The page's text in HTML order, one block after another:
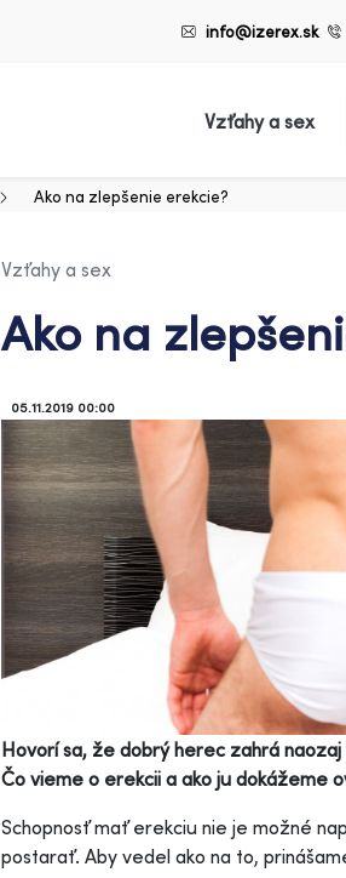
info@izerex.sk
Vzťahy a sex
Ako na zlepšenie erekcie?
Vzťahy a sex
Ako na
05.11.2019 00:00
Hovorí sa, že dobrý herec zahrá
Čo vieme o erekcii a ako ju dokážeme
Schopnosť mať erekciu nie je možné
postarať. Aby vedel ako na to,